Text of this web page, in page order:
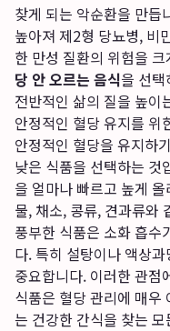
찾게 되는 악순환을 만듭
높아져 제2형 당뇨병, 비
한 만성 질환의 위험을
당 안 오르는 음식을 선
전반적인 삶의 질을 높이
안정적인 혈당 유지를 위
안정적인 혈당을 유지하
낮은 식품을 선택하는 것
을 얼마나 빠르고 높게
물, 채소, 콩류, 견과류와
풍부한 식품은 소화 흡수
다. 특히 설탕이나 액상
중요합니다. 이러한 관점
식품은 혈당 관리에 매우
는 건강한 간식을 찾는